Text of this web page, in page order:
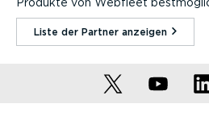
Liste der Partner anzeigen⁠